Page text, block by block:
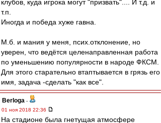
клубов, куда игрока могут "призвать".... И т.д. и
т.п.
Иногда и победа хуже гавна.
М.б. и мания у меня, псих.отклонение, но
уверен, что ведётся целенаправленная работа
по уменьшению популярности в народе ФКСМ.
Для этого старательно втаптывается в грязь его
имя, задача -сделать "как все".
Berloga -
01 ноя 2018 22:36
На стадионе была гнетущая атмосфере